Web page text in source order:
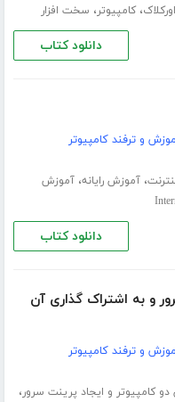
اورکلاک،کامپیوتر، سخت افزار
دانلود کتاب
و ترفند کامپیوتر
،آموزش رایانه،آموزش
دانلود کتاب
و به اشتراک گذاری آن
و ترفند کامپیوتر
کامپیوتر و ایجاد پرینت سرور،